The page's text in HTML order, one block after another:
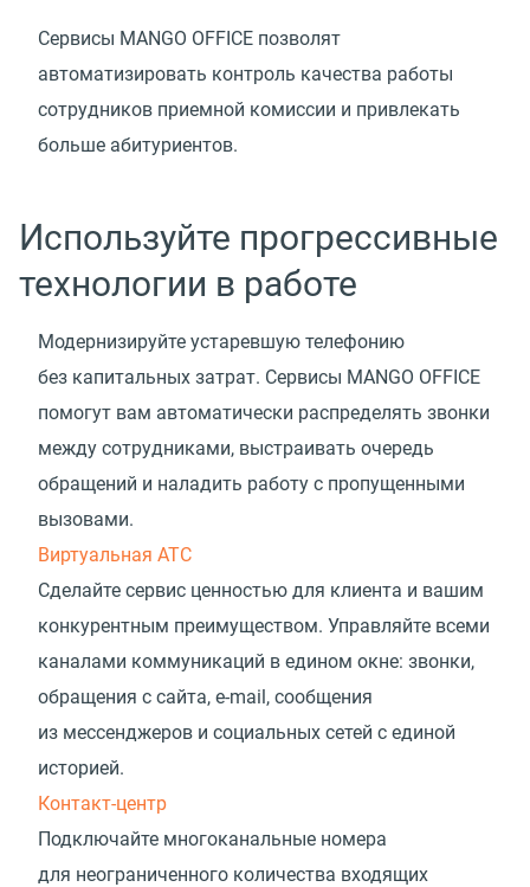
Сервисы MANGO OFFICE позволят
автоматизировать контроль качества работы
сотрудников приемной комиссии и привлекать
больше абитуриентов.
Используйте прогрессивные
технологии в работе
Модернизируйте устаревшую телефонию
без капитальных затрат. Сервисы MANGO OFFICE
помогут вам автоматически распределять звонки
между сотрудниками, выстраивать очередь
обращений и наладить работу с пропущенными
вызовами.
Виртуальная АТС
Сделайте сервис ценностью для клиента и вашим
конкурентным преимуществом. Управляйте всеми
каналами коммуникаций в едином окне: звонки,
обращения с сайта, e-mail, сообщения
из мессенджеров и социальных сетей с единой
историей.
Контакт-центр
Подключайте многоканальные номера
для неограниченного количества входящих